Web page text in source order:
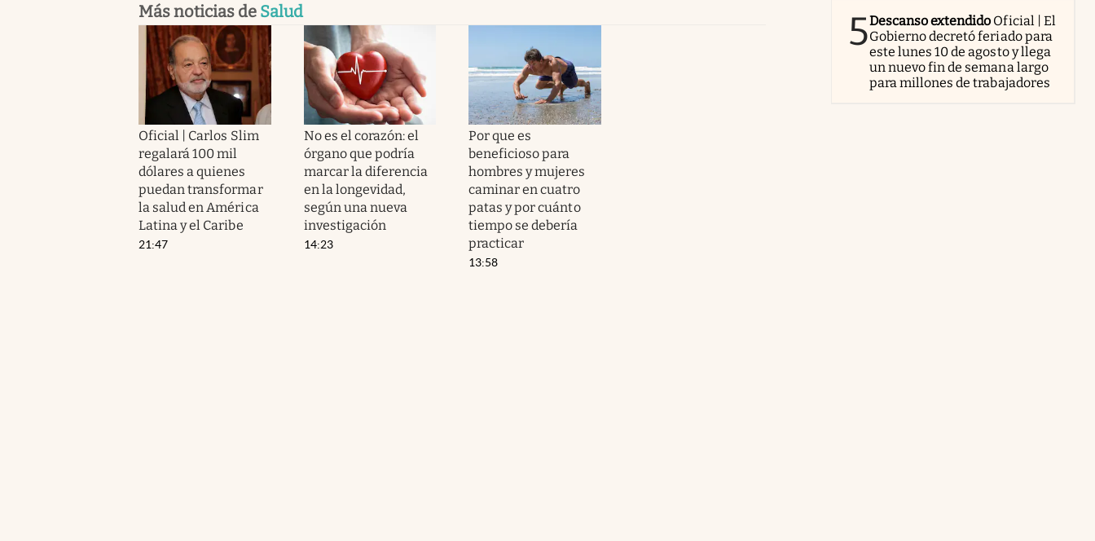
Más noticias de Salud
Oficial | Carlos Slim
regalará 100 mil
dólares a quienes
puedan transformar
la salud en América
Latina y el Caribe
21:47
No es el corazón: el
órgano que podría
marcar la diferencia
en la longevidad,
según una nueva
investigación
14:23
Por que es
beneficioso para
hombres y mujeres
caminar en cuatro
patas y por cuánto
tiempo se debería
practicar
13:58
5Descanso extendido Oficial | El
Gobierno decretó feriado para
este lunes 10 de agosto y llega
un nuevo fin de semana largo
para millones de trabajadores